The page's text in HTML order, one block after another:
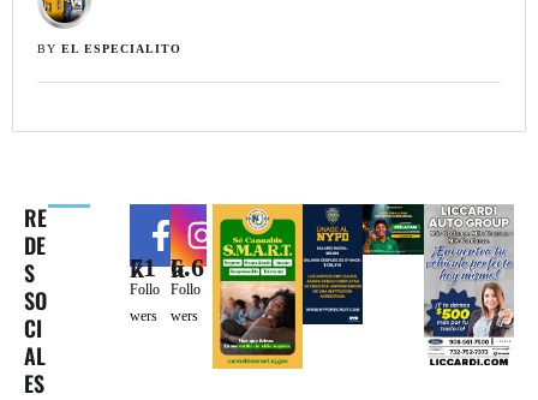
BY EL ESPECIALITO
RE
DE
S
SO
CI
AL
ES
71k
Follo
wers
6.6k
Follo
wers